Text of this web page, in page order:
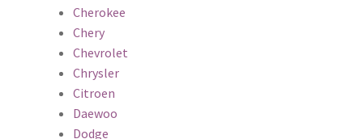
Cherokee
Chery
Chevrolet
Chrysler
Citroen
Daewoo
Dodge